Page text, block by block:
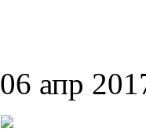
06 апр